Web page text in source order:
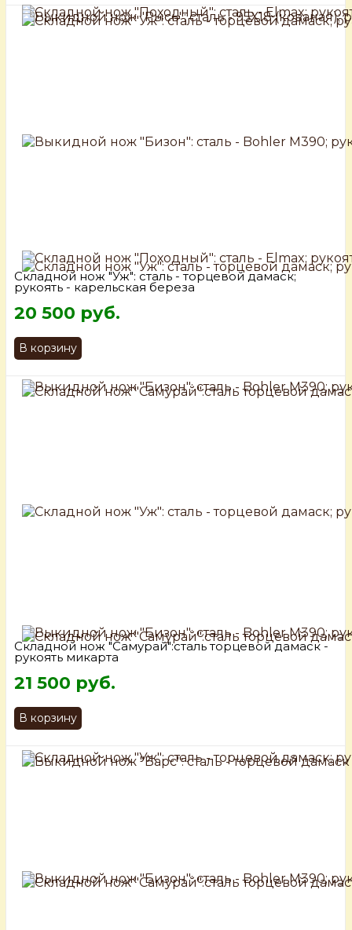
Складной нож "Уж": сталь - торцевой дамаск;
рукоять - карельская береза
20 500 руб.
В корзину
Складной нож "Самурай":сталь торцевой дамаск -
рукоять микарта
21 500 руб.
В корзину